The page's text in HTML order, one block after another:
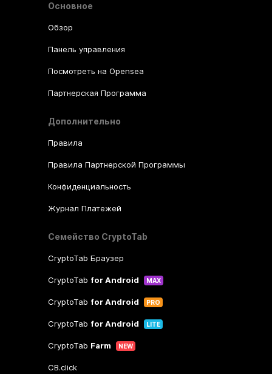
Основное
Обзор
Панель управления
Посмотреть на Opensea
Партнерская Программа
Дополнительно
Правила
Правила Партнерской Программы
Конфиденциальность
Журнал Платежей
Семейство CryptoTab
CryptoTab Браузер
CryptoTab for Android MAX
CryptoTab for Android PRO
CryptoTab for Android LITE
CryptoTab Farm NEW
CB.click